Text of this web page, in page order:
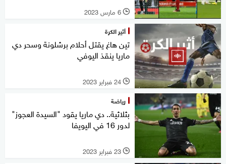
l 6 مارس 2023
أثير الكرة
تين هاغ يقتل أحلام برشلونة وسحر دي
ماريا ينقذ اليوفي
l 24 فبراير 2023
رياضة
بثلاثية.. دي ماريا يقود "السيدة العجوز"
لدور 16 في اليويفا
l 23 فبراير 2023